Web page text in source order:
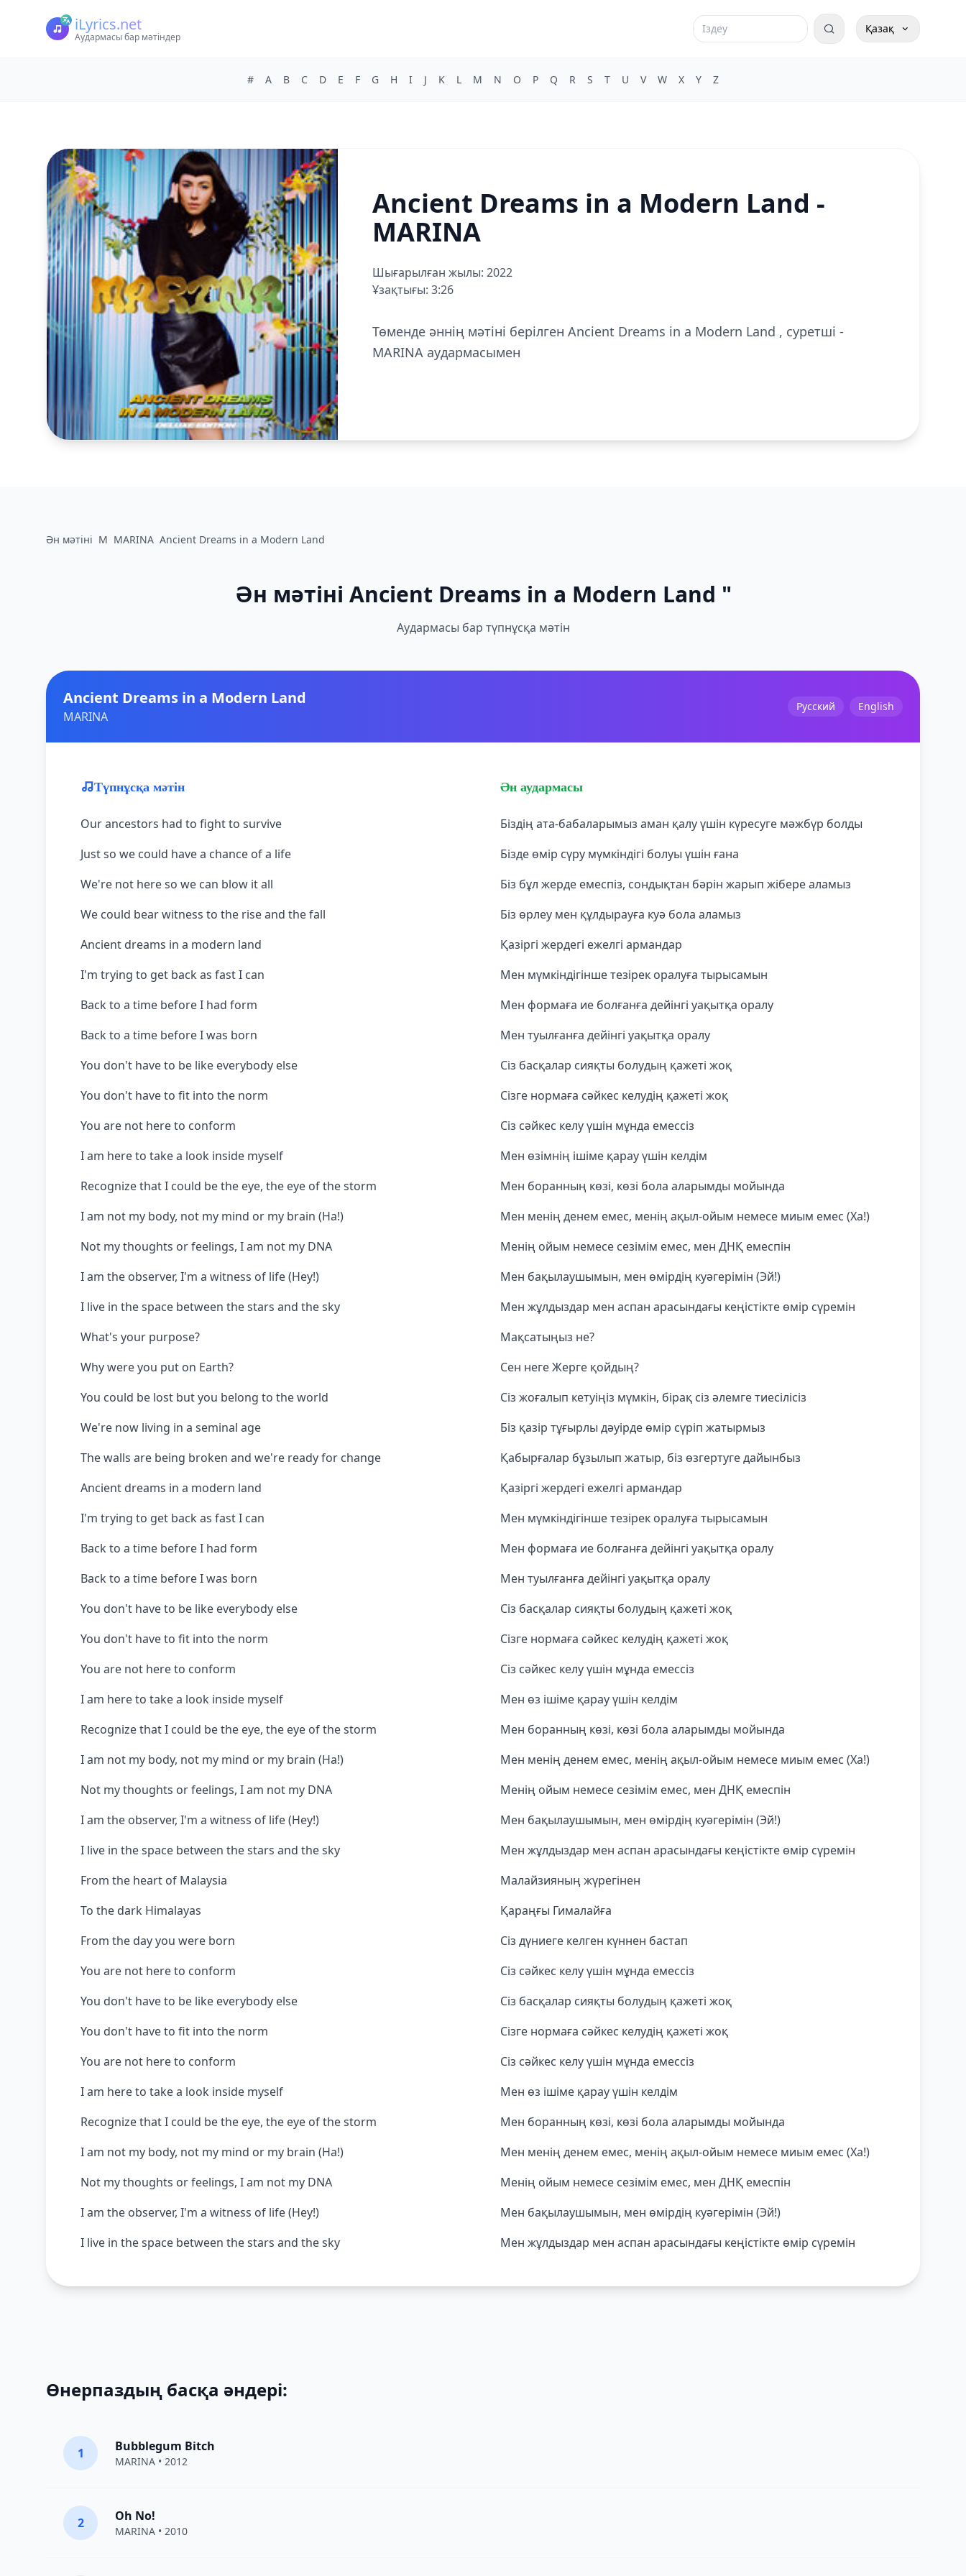
iLyrics.net
Аудармасы бар мәтіндер
Қазақ
# A B C D E F G H I J K L M N O P Q R S T U V W X Y Z
Ancient Dreams in a Modern Land -
MARINA
Шығарылған жылы: 2022
Ұзақтығы: 3:26
Төменде әннің мәтіні берілген Ancient Dreams in a Modern Land , суретші -
MARINA аудармасымен
Ән мәтіні M MARINA Ancient Dreams in a Modern Land
Ән мәтіні Ancient Dreams in a Modern Land "
Аудармасы бар түпнұсқа мәтін
Ancient Dreams in a Modern Land
MARINA
Русский English
Түпнұсқа мәтін
Our ancestors had to fight to survive
Just so we could have a chance of a life
We're not here so we can blow it all
We could bear witness to the rise and the fall
Ancient dreams in a modern land
I'm trying to get back as fast I can
Back to a time before I had form
Back to a time before I was born
You don't have to be like everybody else
You don't have to fit into the norm
You are not here to conform
I am here to take a look insidе myself
Recognize that I could bе the eye, the eye of the storm
I am not my body, not my mind or my brain (Ha!)
Not my thoughts or feelings, I am not my DNA
I am the observer, I'm a witness of life (Hey!)
I live in the space between the stars and the sky
What's your purpose?
Why were you put on Earth?
You could be lost but you belong to the world
We're now living in a seminal age
The walls are being broken and we're ready for change
Ancient dreams in a modern land
I'm trying to get back as fast I can
Back to a time before I had form
Back to a time before I was born
You don't have to be like everybody else
You don't have to fit into the norm
You are not here to conform
I am here to take a look inside myself
Recognize that I could be the eye, the eye of the storm
I am not my body, not my mind or my brain (Ha!)
Not my thoughts or feelings, I am not my DNA
I am the observer, I'm a witness of life (Hey!)
I live in the space between the stars and the sky
From the heart of Malaysia
To the dark Himalayas
From the day you were born
You are not here to conform
You don't have to be like everybody else
You don't have to fit into the norm
You are not here to conform
I am here to take a look inside myself
Recognize that I could be the eye, the eye of the storm
I am not my body, not my mind or my brain (Ha!)
Not my thoughts or feelings, I am not my DNA
I am the observer, I'm a witness of life (Hey!)
I live in the space between the stars and the sky
Ән аудармасы
Біздің ата-бабаларымыз аман қалу үшін күресуге мәжбүр болды
Бізде өмір сүру мүмкіндігі болуы үшін ғана
Біз бұл жерде емеспіз, сондықтан бәрін жарып жібере аламыз
Біз өрлеу мен құлдырауға куә бола аламыз
Қазіргі жердегі ежелгі армандар
Мен мүмкіндігінше тезірек оралуға тырысамын
Мен формаға ие болғанға дейінгі уақытқа оралу
Мен туылғанға дейінгі уақытқа оралу
Сіз басқалар сияқты болудың қажеті жоқ
Сізге нормаға сәйкес келудің қажеті жоқ
Сіз сәйкес келу үшін мұнда емессіз
Мен өзімнің ішіме қарау үшін келдім
Мен боранның көзі, көзі бола аларымды мойында
Мен менің денем емес, менің ақыл-ойым немесе миым емес (Ха!)
Менің ойым немесе сезімім емес, мен ДНҚ емеспін
Мен бақылаушымын, мен өмірдің куәгерімін (Эй!)
Мен жұлдыздар мен аспан арасындағы кеңістікте өмір сүремін
Мақсатыңыз не?
Сен неге Жерге қойдың?
Сіз жоғалып кетуіңіз мүмкін, бірақ сіз әлемге тиесілісіз
Біз қазір тұғырлы дәуірде өмір сүріп жатырмыз
Қабырғалар бұзылып жатыр, біз өзгертуге дайынбыз
Қазіргі жердегі ежелгі армандар
Мен мүмкіндігінше тезірек оралуға тырысамын
Мен формаға ие болғанға дейінгі уақытқа оралу
Мен туылғанға дейінгі уақытқа оралу
Сіз басқалар сияқты болудың қажеті жоқ
Сізге нормаға сәйкес келудің қажеті жоқ
Сіз сәйкес келу үшін мұнда емессіз
Мен өз ішіме қарау үшін келдім
Мен боранның көзі, көзі бола аларымды мойында
Мен менің денем емес, менің ақыл-ойым немесе миым емес (Ха!)
Менің ойым немесе сезімім емес, мен ДНҚ емеспін
Мен бақылаушымын, мен өмірдің куәгерімін (Эй!)
Мен жұлдыздар мен аспан арасындағы кеңістікте өмір сүремін
Малайзияның жүрегінен
Қараңғы Гималайға
Сіз дүниеге келген күннен бастап
Сіз сәйкес келу үшін мұнда емессіз
Сіз басқалар сияқты болудың қажеті жоқ
Сізге нормаға сәйкес келудің қажеті жоқ
Сіз сәйкес келу үшін мұнда емессіз
Мен өз ішіме қарау үшін келдім
Мен боранның көзі, көзі бола аларымды мойында
Мен менің денем емес, менің ақыл-ойым немесе миым емес (Ха!)
Менің ойым немесе сезімім емес, мен ДНҚ емеспін
Мен бақылаушымын, мен өмірдің куәгерімін (Эй!)
Мен жұлдыздар мен аспан арасындағы кеңістікте өмір сүремін
Өнерпаздың басқа әндері:
1 Bubblegum Bitch
MARINA • 2012
2 Oh No!
MARINA • 2010